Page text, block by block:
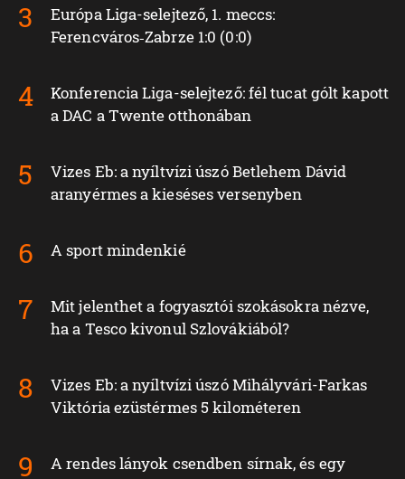
Európa Liga-selejtező, 1. meccs:
Ferencváros‑Zabrze 1:0 (0:0)
Konferencia Liga-selejtező: fél tucat gólt kapott
a DAC a Twente otthonában
Vizes Eb: a nyíltvízi úszó Betlehem Dávid
aranyérmes a kieséses versenyben
A sport mindenkié
Mit jelenthet a fogyasztói szokásokra nézve,
ha a Tesco kivonul Szlovákiából?
Vizes Eb: a nyíltvízi úszó Mihályvári-Farkas
Viktória ezüstérmes 5 kilométeren
A rendes lányok csendben sírnak, és egy